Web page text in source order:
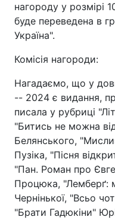
нагороду у розмірі
буде переведена в
Україна".
Комісія нагороди:
Нагадаємо, що у
-- 2024 є видання,
писала у рубриці
"Битись не можна
Белянського,
Пузіка, "Пісня
"Пан. Роман про
Процюка, "Лемберґ:
Чернінької, "Всьо
"Брати Гадюкіни"